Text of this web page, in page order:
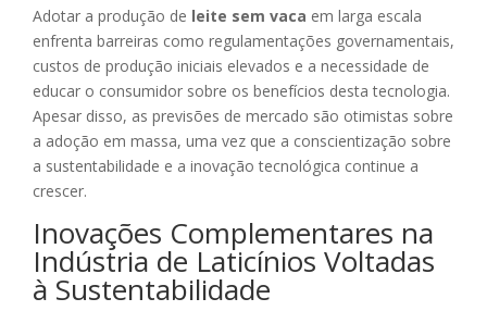
Adotar a produção de leite sem vaca em larga escala
enfrenta barreiras como regulamentações governamentais,
custos de produção iniciais elevados e a necessidade de
educar o consumidor sobre os benefícios desta tecnologia.
Apesar disso, as previsões de mercado são otimistas sobre
a adoção em massa, uma vez que a conscientização sobre
a sustentabilidade e a inovação tecnológica continue a
crescer.
Inovações Complementares na
Indústria de Laticínios Voltadas
à Sustentabilidade